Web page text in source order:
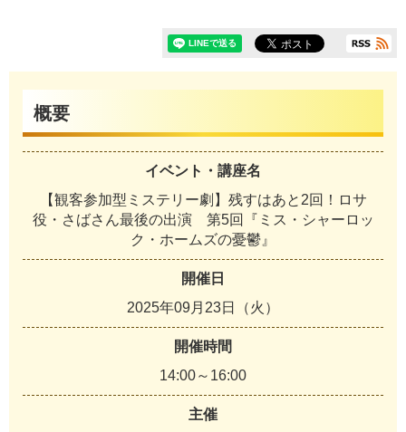
概要
イベント・講座名
【観客参加型ミステリー劇】残すはあと2回！ロサ
役・さばさん最後の出演 第5回『ミス・シャーロッ
ク・ホームズの憂鬱』
開催日
2025年09月23日（火）
開催時間
14:00～16:00
主催